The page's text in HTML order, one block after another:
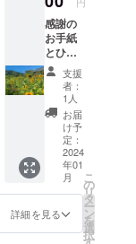
畑も増やし
ていき、現
在では１ha
ちょっとに
拡大してお
ります。
耕作放棄地
を解消して
特産品も作
れば一石二
い、地域の
感謝の
お手紙
とひま
わり畑
（2023
年）の
写真3枚
を送り
ます。
写真は
ポスト
カード
サイズ
（148×
100） ※
送料込
支援
者：
1人
お届
け予
定：
2024
年01
月
詳細を見る
こ
の
リ
タ
ー
ン
を
選
択